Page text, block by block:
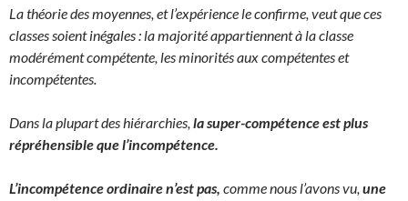
La théorie des moyennes, et l’expérience le confirme, veut que ces
classes soient inégales : la majorité appartiennent à la classe
modérément compétente, les minorités aux compétentes et
incompétentes.
Dans la plupart des hiérarchies, la super-compétence est plus
répréhensible que l’incompétence.
L’incompétence ordinaire n’est pas, comme nous l’avons vu, une